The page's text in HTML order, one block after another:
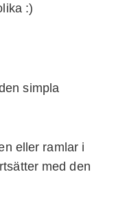
:)
simpla
eller ramlar i
med den